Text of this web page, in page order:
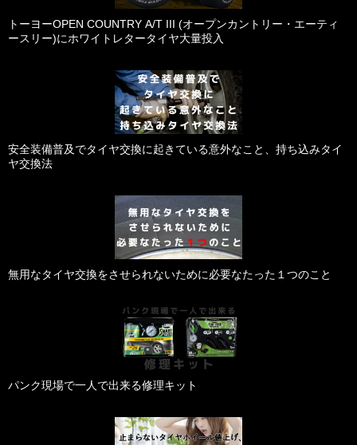
トーヨーOPEN COUNTRY A/T III (オープンカントリー・エーティ
ースリー)にホワイトレタータイヤ大量投入
安全装備普及でタイヤ交換に起きている意外なこと、持ち込みタイ
ヤ交換法
無用なタイヤ交換をさせられないために必要なたった１つのこと
パンク現場で一人で出来る修理キット